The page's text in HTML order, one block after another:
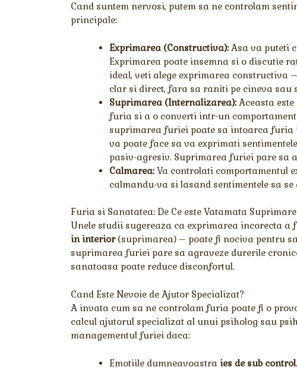
Cand suntem nervosi, putem sa ne controlam
principale:
Exprimarea (Constructiva): Asa va puteti
Exprimarea poate insemna si o discutie
ideal, veti alege exprimarea constructiva
clar si direct, fara sa raniti pe cineva sau
Suprimarea (Internalizarea): Aceasta
furia si a o converti intr-un
suprimarea furiei poate sa intoarca
va poate face sa va exprimati
pasiv-agresiv. Suprimarea furiei pare sa
Calmarea: Va controlati comportamentul
calmandu-va si lasand sentimentele sa
Furia si Sanatatea: De Ce este Vatamata
Unele studii sugereaza ca exprimarea incorecta a
in interior(suprimarea) – poate fi nociva pentru
suprimarea furiei pare sa agraveze durerile
sanatoasa poate reduce disconfortul.
Cand Este Nevoie de Ajutor Specializat?
A invata cum sa ne controlam furia poate fi o
calcul ajutorul specializat al unui psiholog sau
managementul furiei daca:
Emotiile dumneavoastra ies de sub control.